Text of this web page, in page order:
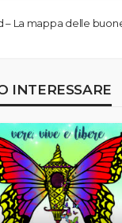
– La mappa delle
INTERESSARE